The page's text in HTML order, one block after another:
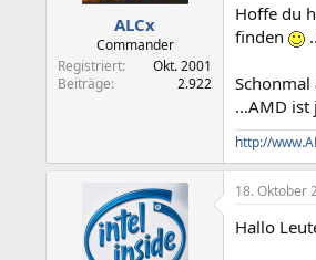
ALCx
Commander
Registriert
Okt. 2001
Beiträge
2.922
Hoffe du
finden
...AMD ist
http://
18. Oktober
Hallo